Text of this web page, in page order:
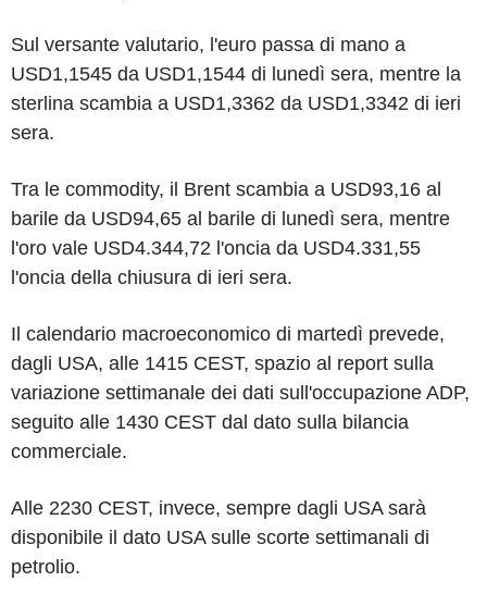
Sul versante valutario, l'euro passa di mano a
USD1,1545 da USD1,1544 di lunedì sera, mentre la
sterlina scambia a USD1,3362 da USD1,3342 di ieri
sera.
Tra le commodity, il Brent scambia a USD93,16 al
barile da USD94,65 al barile di lunedì sera, mentre
l'oro vale USD4.344,72 l'oncia da USD4.331,55
l'oncia della chiusura di ieri sera.
Il calendario macroeconomico di martedì prevede,
dagli USA, alle 1415 CEST, spazio al report sulla
variazione settimanale dei dati sull'occupazione ADP,
seguito alle 1430 CEST dal dato sulla bilancia
commerciale.
Alle 2230 CEST, invece, sempre dagli USA sarà
disponibile il dato USA sulle scorte settimanali di
petrolio.